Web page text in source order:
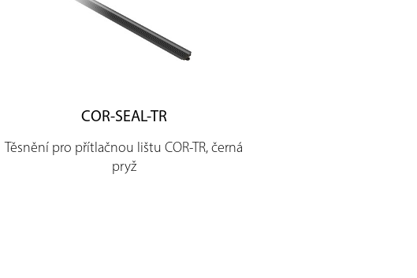
COR-SEAL-TR
Těsnění pro přítlačnou lištu COR-TR, černá
pryž